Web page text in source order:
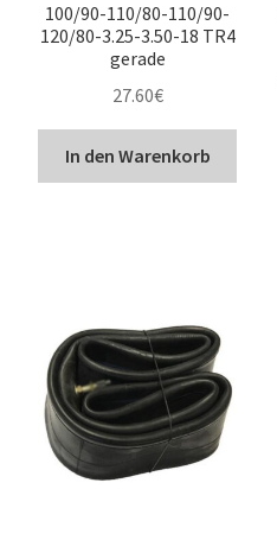
100/90-110/80-110/90-
120/80-3.25-3.50-18 TR4
gerade
27.60€
In den Warenkorb